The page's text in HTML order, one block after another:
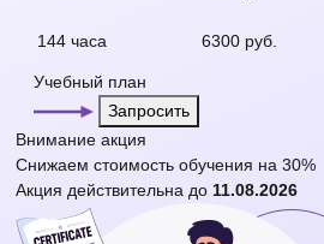
144 часа 6300 руб.
Учебный план
Запросить
Внимание акция
Снижаем стоимость обучения на 30%
Акция действительна до 11.08.2026